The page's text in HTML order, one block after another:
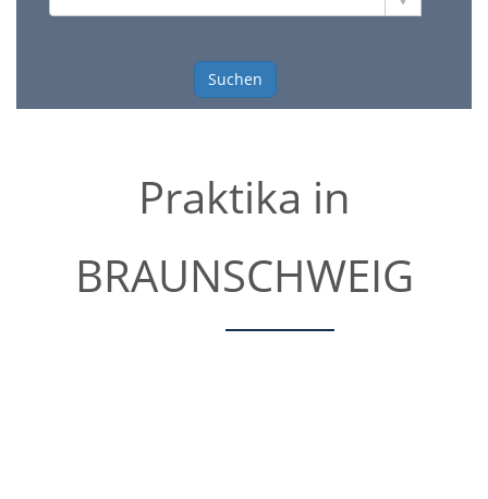
Suchen
Praktika in
BRAUNSCHWEIG